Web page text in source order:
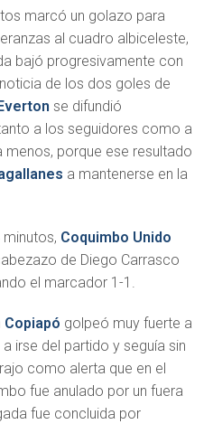
marcó un golazo para
al cuadro albiceleste,
bajó progresivamente con
de los dos goles de
Everton se difundió
a los seguidores como a
menos, porque ese resultado
a mantenerse en la
Coquimbo Unido
de Diego Carrasco
el marcador 1-1.
Copiapó golpeó muy fuerte a
irse del partido y seguía sin
como alerta que en el
fue anulado por un fuera
fue concluida por